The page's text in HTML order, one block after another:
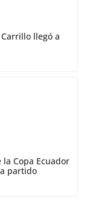
llegó a
Copa Ecuador
partido